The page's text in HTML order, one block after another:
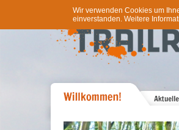
Wir verwenden Cookies um
einverstanden. Weitere